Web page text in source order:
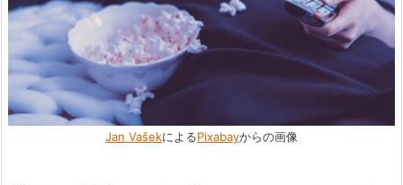
Jan VašekによるPixabayからの画像